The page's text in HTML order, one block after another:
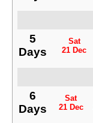
5
Days
Sat
21 Dec
6
Days
Sat
21 Dec